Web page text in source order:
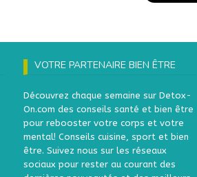
VOTRE PARTENAIRE BIEN ÊTRE
Découvrez chaque semaine sur Detox-
On.com des conseils santé et bien être
pour rebooster votre corps et votre
mental! Conseils cuisine, sport et bien
être. Suivez nous sur les réseaux
sociaux pour rester au courant des